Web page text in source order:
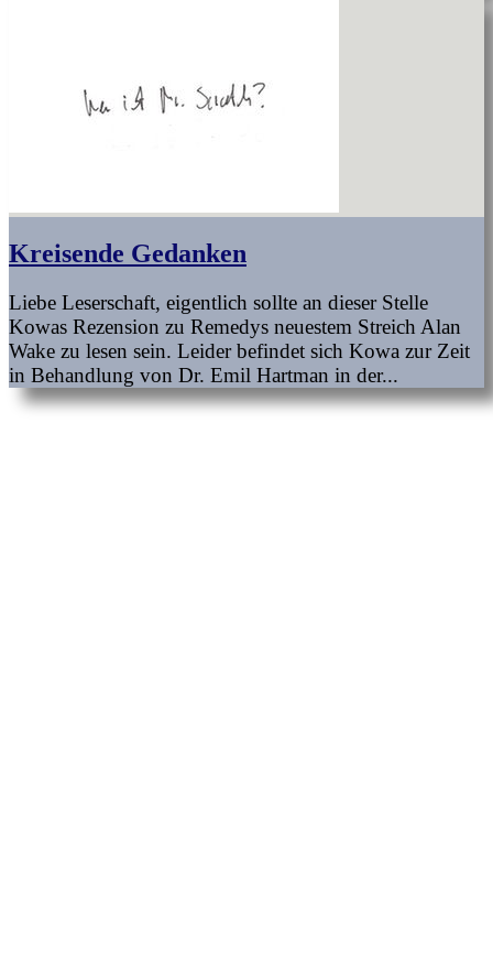
Kreisende Gedanken
Liebe Leserschaft, eigentlich sollte an dieser Stelle
Kowas Rezension zu Remedys neuestem Streich Alan
Wake zu lesen sein. Leider befindet sich Kowa zur Zeit
in Behandlung von Dr. Emil Hartman in der...